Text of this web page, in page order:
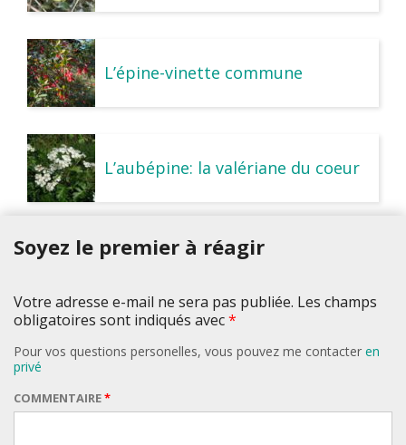
L’épine-vinette commune
L’aubépine: la valériane du coeur
Soyez le premier à réagir
Votre adresse e-mail ne sera pas publiée. Les champs
obligatoires sont indiqués avec*
Pour vos questions personelles, vous pouvez me contacter en
privé
COMMENTAIRE*